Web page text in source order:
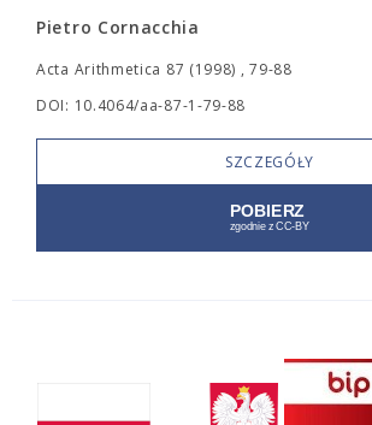
Pietro Cornacchia
Acta Arithmetica 87 (1998) , 79-88
DOI: 10.4064/aa-87-1-79-88
SZCZEGÓŁY